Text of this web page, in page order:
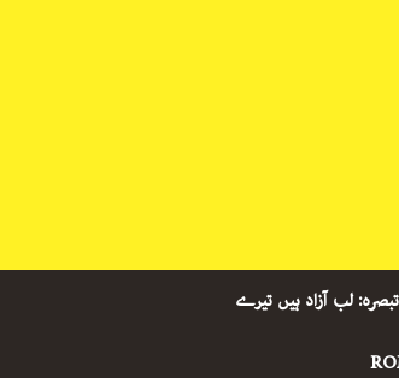
لب آزاد ہیں تیرے